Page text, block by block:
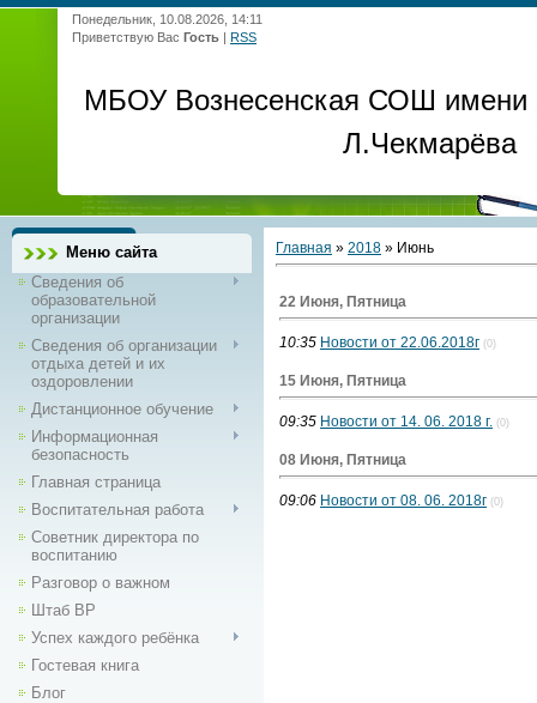
Понедельник, 10.08.2026, 14:11
Приветствую Вас Гость | RSS
МБОУ Вознесенская СОШ имени
Л.Чекмарёва
Меню сайта
Сведения об
образовательной
организации
Сведения об организации
отдыха детей и их
оздоровлении
Дистанционное обучение
Информационная
безопасность
Главная страница
Воспитательная работа
Советник директора по
воспитанию
Разговор о важном
Штаб ВР
Успех каждого ребёнка
Гостевая книга
Блог
Главная » 2018 » Июнь
22 Июня, Пятница
10:35 Новости от 22.06.2018г (0)
15 Июня, Пятница
09:35 Новости от 14. 06. 2018 г. (0)
08 Июня, Пятница
09:06 Новости от 08. 06. 2018г (0)